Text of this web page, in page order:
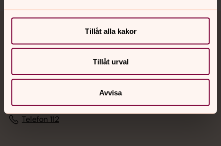
Tillåt alla kakor
Tillåt urval
Avvisa
Jourhavande präst
med en präst på kvällar och nätter.
Digitalt brev
Telefon 112